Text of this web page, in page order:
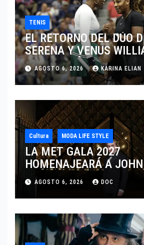
TENIS
EL RETORNO DEL DÚO
SERENA Y VENUS
DISPUTARÁN LOS
CINCINNATI 2026
AGOSTO 6, 2026 KARINA ELIAN
Cultura MODA LIFE STYLE
LA MET GALA 2027
HOMENAJEARÁ A
MARCANDO EL
DEL DRAMATISMO
AGOSTO 6, 2026 DOC